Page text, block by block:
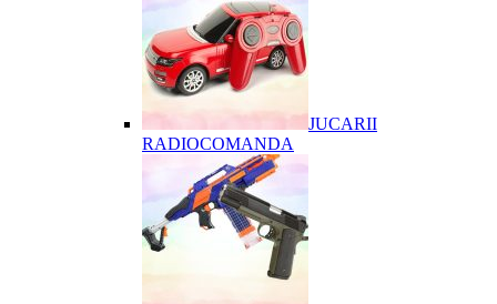
JUCARII
RADIOCOMANDA